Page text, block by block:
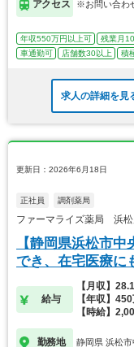
アクセス ※お問い合わ
年収550万円以上可 残業月
車通勤可
店舗数30以上 積
求人の詳細を見
更新日：2026年6月18日
正社員 調剤薬局
ファーマライズ薬局 浜
【静岡県浜松市
でき、在宅医療に
給与
【月収】
【年収】
【時給】
勤務地 静岡県 浜松